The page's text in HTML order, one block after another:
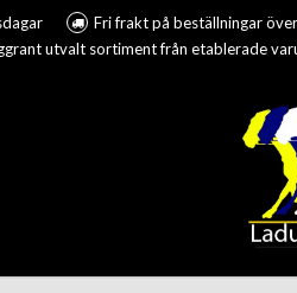
Fri frakt på beställningar
utvalt sortiment från etablerade